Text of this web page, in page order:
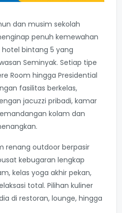
dan musim sekolah
penuh kemewahan
hotel bintang 5 yang
Seminyak. Setiap tipe
Room hingga Presidential
fasilitas berkelas,
jacuzzi pribadi, kamar
kolam dan
renang outdoor berpasir
kebugaran lengkap
kelas yoga akhir pekan,
total. Pilihan kuliner
di restoran, lounge, hingga